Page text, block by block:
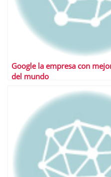
Google la empresa con
del mundo